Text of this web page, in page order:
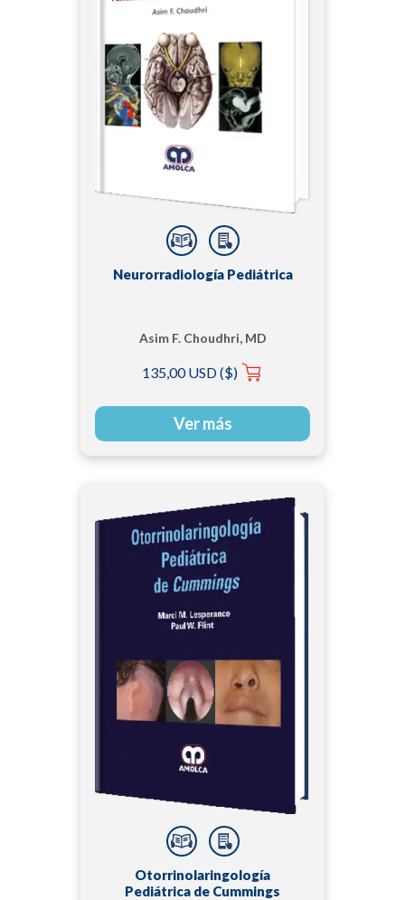
Neurorradiología Pediátrica
Asim F. Choudhri, MD
135,00 USD ($)
Ver más
Otorrinolaringología
Pediátrica de Cummings